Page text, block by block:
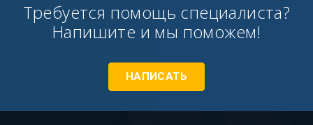
Требуется помощь специалиста?
Напишите и мы поможем!
НАПИСАТЬ